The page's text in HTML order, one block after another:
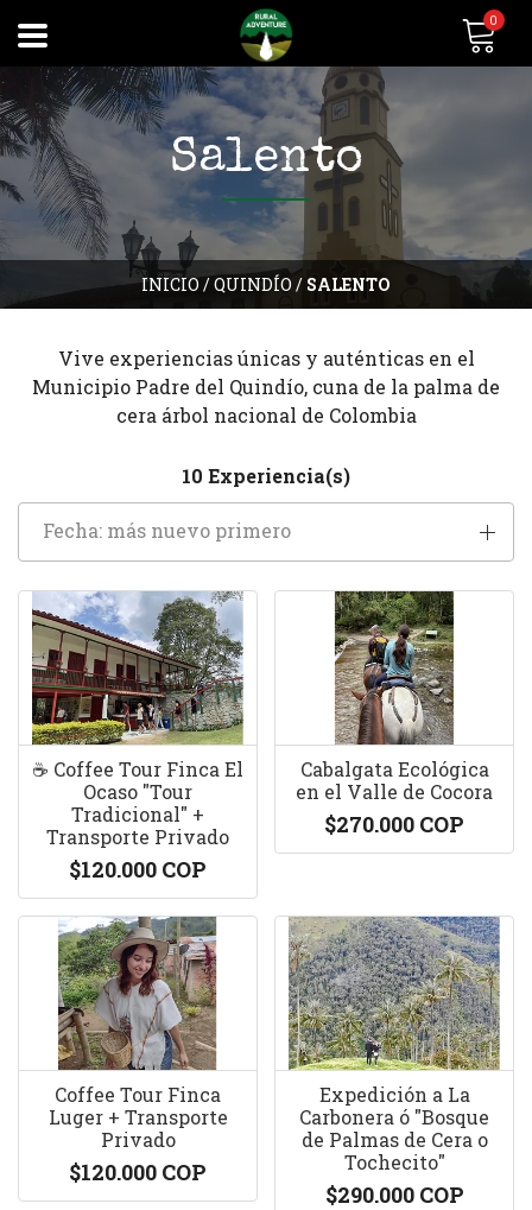
0
INICIO/QUINDÍO/ SALENTO
Salento
Vive experiencias únicas y auténticas en el
Municipio Padre del Quindío, cuna de la palma de
cera árbol nacional de Colombia
10 Experiencia(s)
Fecha: más nuevo primero
☕️ Coffee Tour Finca El
Ocaso "Tour
Tradicional" +
Transporte Privado
$120.000 COP
Cabalgata Ecológica
en el Valle de Cocora
$270.000 COP
Coffee Tour Finca
Luger + Transporte
Privado
$120.000 COP
Expedición a La
Carbonera ó "Bosque
de Palmas de Cera o
Tochecito"
$290.000 COP